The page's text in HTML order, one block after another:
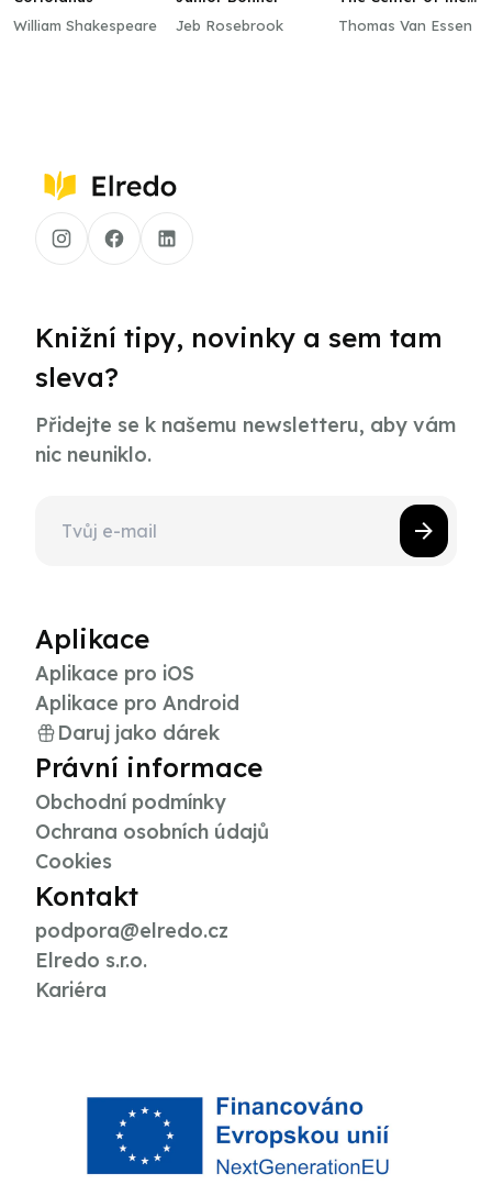
William Shakespeare
Jeb Rosebrook
Thomas Van Essen
Knižní tipy, novinky a sem tam
sleva?
Přidejte se k našemu newsletteru, aby vám
nic neuniklo.
Aplikace
Aplikace pro iOS
Aplikace pro Android
Daruj jako dárek
Právní informace
Obchodní podmínky
Ochrana osobních údajů
Cookies
Kontakt
podpora@elredo.cz
Elredo s.r.o.
Kariéra